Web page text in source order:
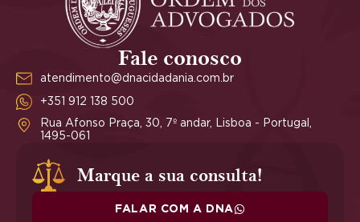
Fale conosco
atendimento@dnacidadania.com.br
+351 912 138 500
Rua Afonso Praça, 30, 7º andar, Lisboa - Portugal,
1495-061
Marque a sua consulta!
FALAR COM A DNA